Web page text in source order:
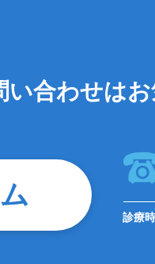
い合わせは
診療